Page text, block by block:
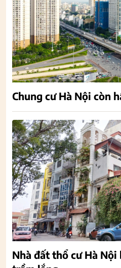
Chung cư Hà Nội còn
Nhà đất thổ cư Hà